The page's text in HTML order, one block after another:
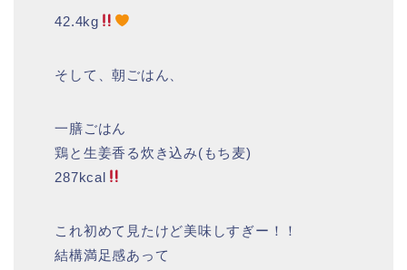
42.4kg
そして、朝ごはん、
一膳ごはん
鶏と生姜香る炊き込み(もち麦)
287kcal
これ初めて見たけど美味しすぎー！！
結構満足感あって